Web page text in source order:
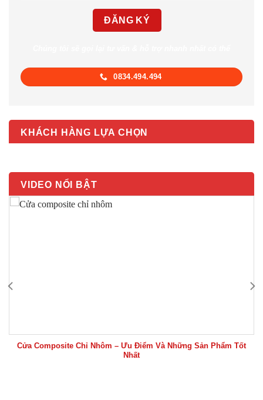
0834.494.494
KHÁCH HÀNG LỰA CHỌN
VIDEO NỔI BẬT
Cửa Composite Chỉ Nhôm – Ưu Điểm Và Những Sản Phẩm Tốt
Nhất